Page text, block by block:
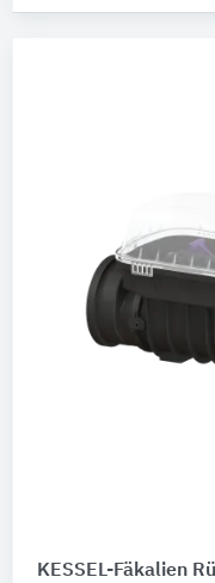
KESSEL-Fäkalien